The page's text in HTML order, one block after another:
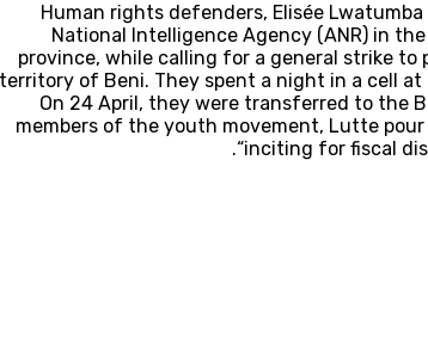
Human rights defenders, Elisée
National Intelligence Agency (ANR) in
province, while calling for a general strike
territory of Beni. They spent a night in a cell
On 24 April, they were transferred to the
members of the youth movement, Lutte
“inciting for fiscal